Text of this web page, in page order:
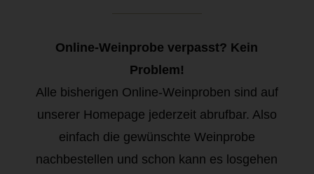
Online-Weinprobe verpasst? Kein
Problem!
Alle bisherigen Online-Weinproben sind auf
unserer Homepage jederzeit abrufbar. Also
einfach die gewünschte Weinprobe
nachbestellen und schon kann es losgehen